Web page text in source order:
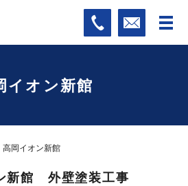
イオン新館
高岡イオン新館
新館 外壁塗装工事